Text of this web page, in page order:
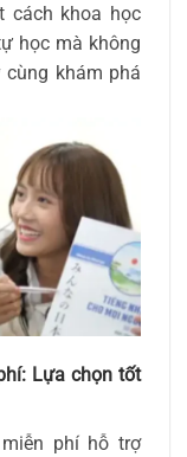
cách khoa học
học mà không
khám phá
Lựa chọn tốt
phí hỗ trợ